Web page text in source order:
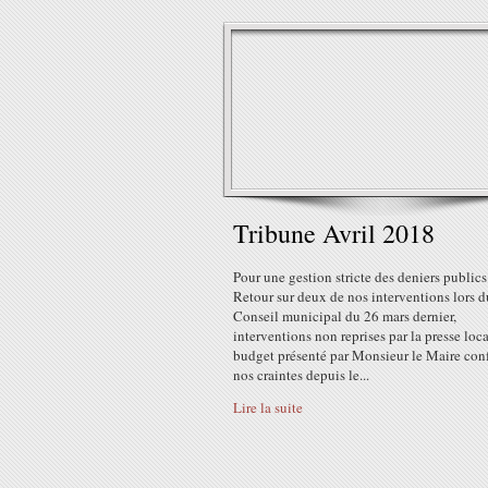
Tribune Avril 2018
Pour une gestion stricte des deniers
Retour sur deux de nos interventions lors
Conseil municipal du 26 mars dernier,
interventions non reprises par la presse
budget présenté par Monsieur le Maire
nos craintes depuis le...
Lire la suite